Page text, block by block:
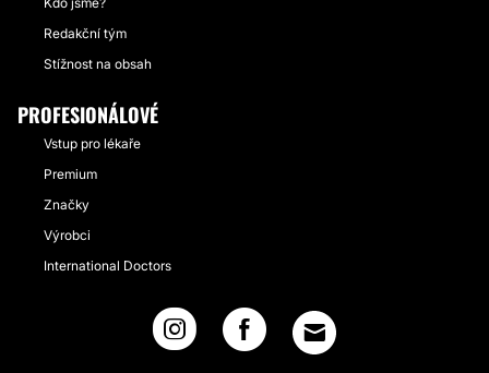
Redakční tým
Stížnost na obsah
PROFESIONÁLOVÉ
Vstup pro lékaře
Premium
Značky
Výrobci
International Doctors